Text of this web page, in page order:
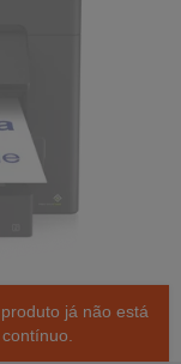
já não está